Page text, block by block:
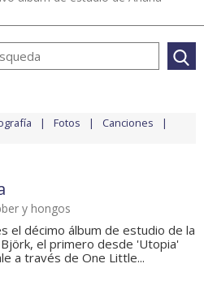
Fotos Canciones
y hongos
el décimo álbum de estudio de la
el primero desde 'Utopia'
a través de One Little...